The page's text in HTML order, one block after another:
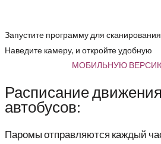
Запустите программу для
Наведите камеру, и откройте удобную
МОБИЛЬНУЮ
Расписание
автобусов:
Паромы отправляются каждый